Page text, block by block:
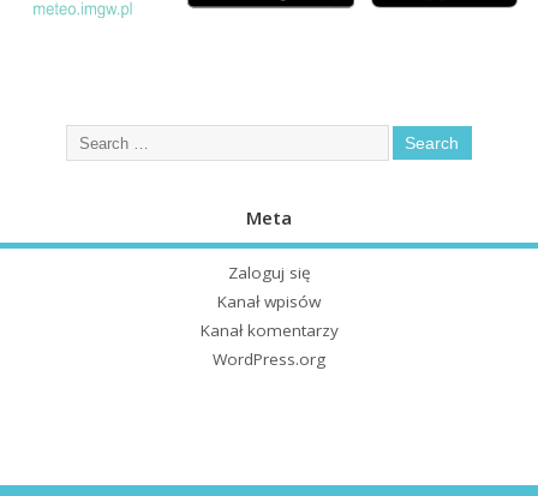
Meta
Zaloguj się
Kanał wpisów
Kanał komentarzy
WordPress.org